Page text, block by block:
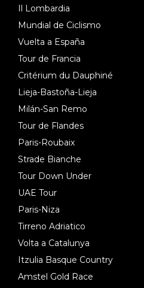
Il Lombardia
Mundial de Ciclismo
Vuelta a España
Tour de Francia
Critérium du Dauphiné
Lieja-Bastoña-Lieja
Milán-San Remo
Tour de Flandes
Paris-Roubaix
Strade Bianche
Tour Down Under
UAE Tour
Paris-Niza
Tirreno Adriatico
Volta a Catalunya
Itzulia Basque Country
Amstel Gold Race